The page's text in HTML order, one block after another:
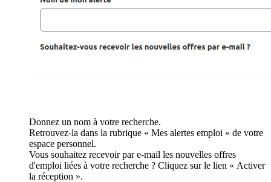
Donnez un nom à votre recherche.
Retrouvez-la dans la rubrique « Mes alertes emploi » de votre
espace personnel.
Vous souhaitez recevoir par e-mail les nouvelles offres
d'emploi liées à votre recherche ? Cliquez sur le lien « Activer
la réception ».